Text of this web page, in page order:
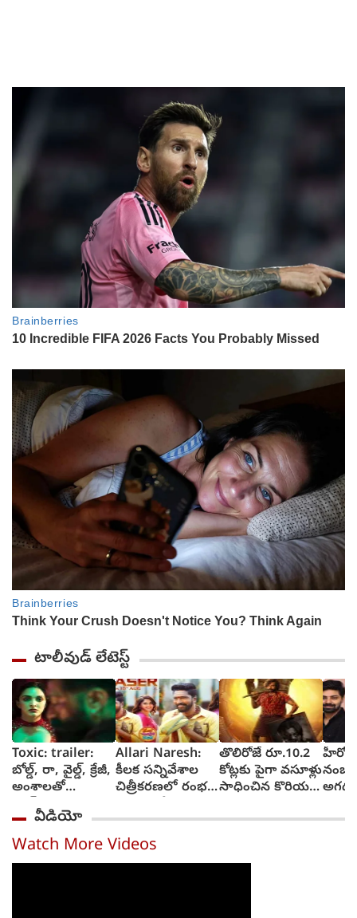
టాలీవుడ్ లేటెస్ట్
Toxic: trailer:
బోల్డ్, రా, వైల్డ్, క్రేజీ,
అంశాలతో
యష్..కియారా
అద్వానీ చిత్రం
టాక్సిక్: ట్రైలర్
Allari Naresh:
కీలక సన్నివేశాల
చిత్రీకరణలో రంభ
తొలిరోజే రూ.10.2
కోట్లకు పైగా వసూళ్లు
సాధించిన కొరియన్
హీరోకి
అగధ
రెడ్డి
వీడియో
Watch More Videos